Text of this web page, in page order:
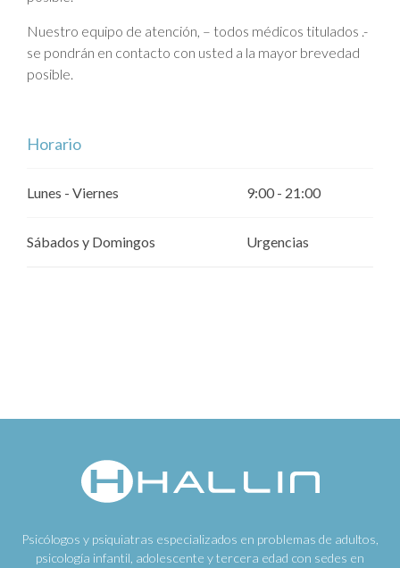
Nuestro equipo de atención, – todos médicos titulados .-
se pondrán en contacto con usted a la mayor brevedad
posible.
Horario
Lunes - Viernes 9:00 - 21:00
Sábados y Domingos Urgencias
Psicólogos y psiquiatras especializados en problemas de adultos,
psicología infantil, adolescente y tercera edad con sedes en